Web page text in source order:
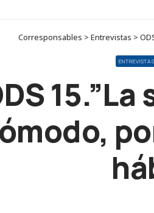
Corresponsables > Entrevistas >
ENTREVISTAS